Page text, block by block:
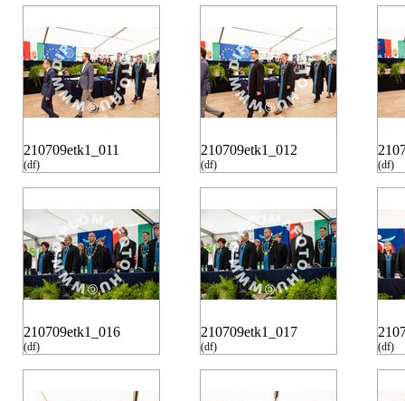
210709etk1_011
(df)
210709etk1_012
(df) (df)
210709etk1_016
(df)
210709etk1_017
(df) (df)